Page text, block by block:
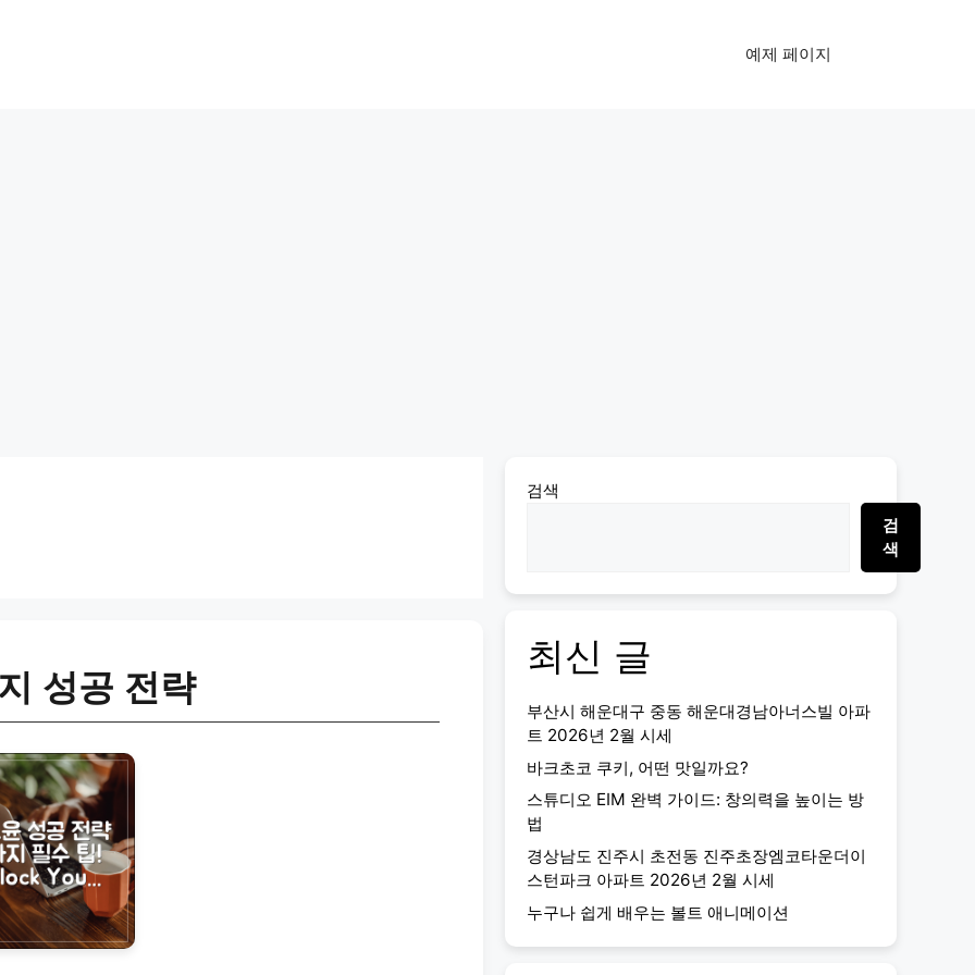
예제 페이지
성공 전략
검색
검
색
최신 글
부산시 해운대구 중동 해운대경남아너스빌 아파
트 2026년 2월 시세
바크초코 쿠키, 어떤 맛일까요?
스튜디오 EIM 완벽 가이드: 창의력을 높이는 방
법
경상남도 진주시 초전동 진주초장엠코타운더이
스턴파크 아파트 2026년 2월 시세
누구나 쉽게 배우는 볼트 애니메이션